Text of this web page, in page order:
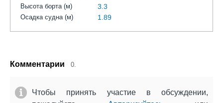
Высота борта (м) 3.3
Осадка судна (м) 1.89
Комментарии 0.
Чтобы принять участие в обсуждении,